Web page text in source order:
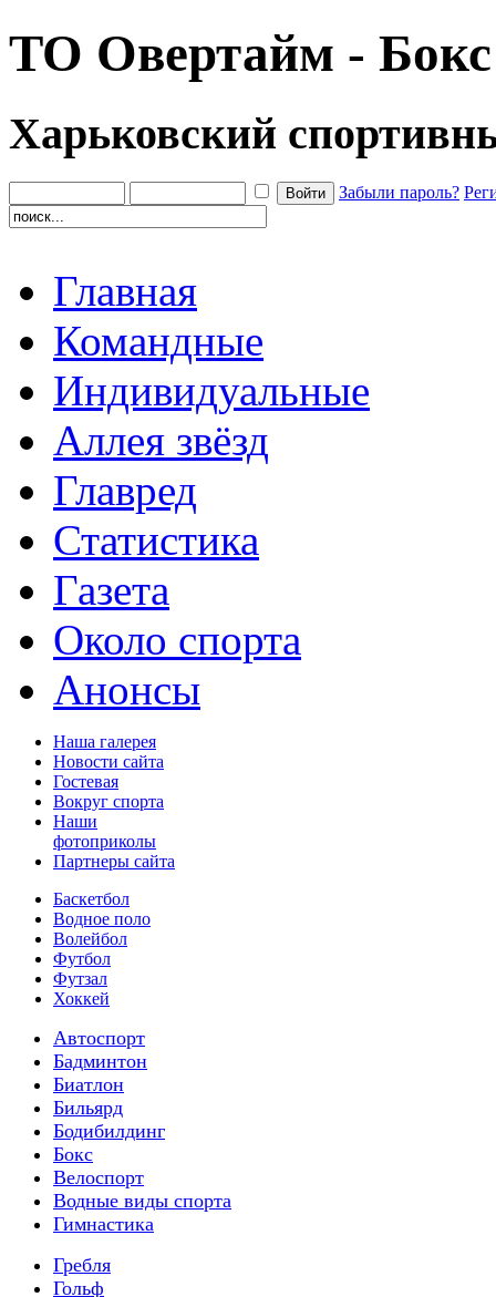
ТО Овертайм - Бокс
Харьковский
Забыли пароль?
Главная
Командные
Индивидуальные
Аллея звёзд
Главред
Статистика
Газета
Около спорта
Анонсы
Наша галерея
Новости сайта
Гостевая
Вокруг спорта
Наши
фотоприколы
Партнеры сайта
Баскетбол
Водное поло
Волейбол
Футбол
Футзал
Хоккей
Автоспорт
Бадминтон
Биатлон
Бильярд
Бодибилдинг
Бокс
Велоспорт
Водные виды спорта
Гимнастика
Гребля
Гольф